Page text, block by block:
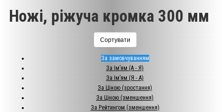
Ножі, ріжуча кромка 300 мм
Сортувати
За замовчуванням
За Ім’ям (A - Я)
За Ім’ям (Я - A)
За Ціною (зростання)
За Ціною (зменшення)
За Рейтингом (зменшення)